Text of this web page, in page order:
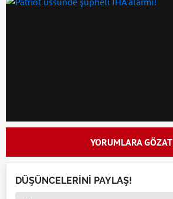
YORUMLARA GÖZAT
DÜŞÜNCELERİNİ PAYLAŞ!